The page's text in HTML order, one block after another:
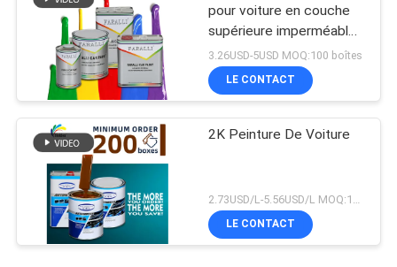
pour voiture en couche
supérieure imperméable
à l'humidité pratique anti-
fading
3.26USD-5USD MOQ:100 boîtes
LE CONTACT
2K Peinture De Voiture
LE CONTACT